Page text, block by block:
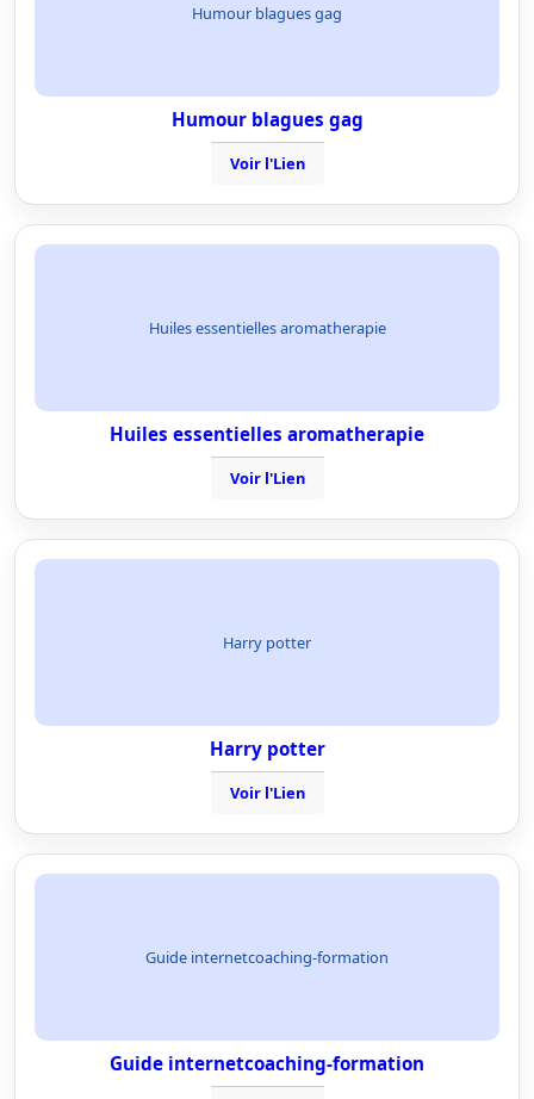
Humour blagues gag
Humour blagues gag
Voir l'Lien
Huiles essentielles aromatherapie
Huiles essentielles aromatherapie
Voir l'Lien
Harry potter
Harry potter
Voir l'Lien
Guide internetcoaching-formation
Guide internetcoaching-formation